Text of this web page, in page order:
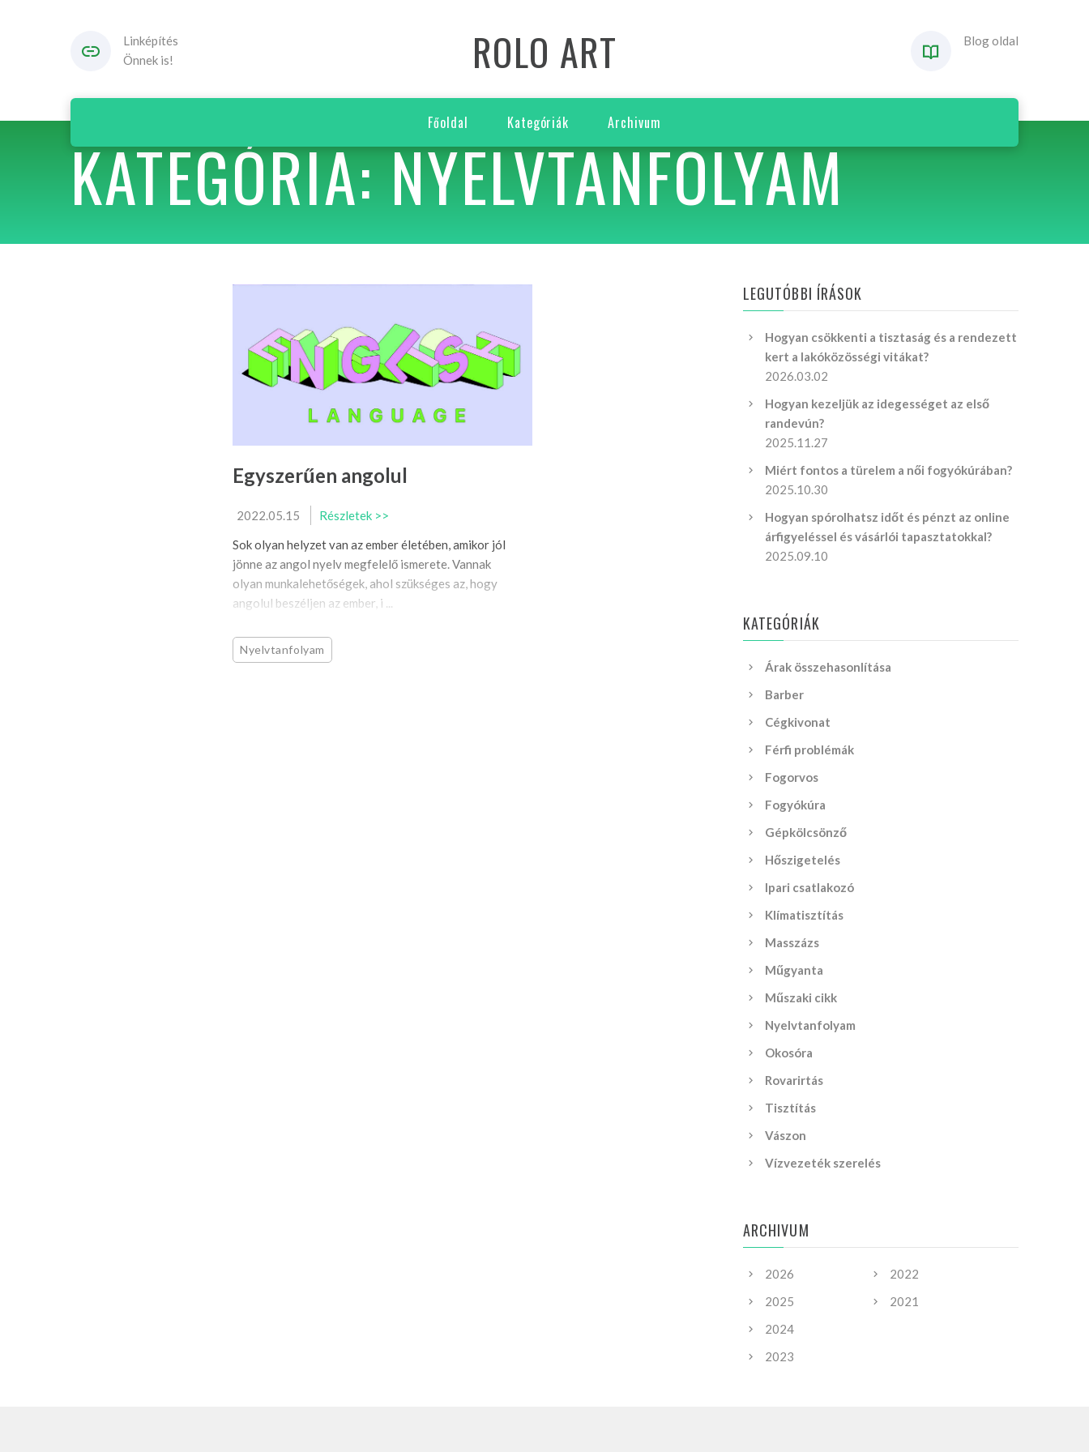
Linképítés
Önnek is!
ROLO ART Blog oldal
Főoldal Kategóriák Archivum
KATEGÓRIA: NYELVTANFOLYAM
Egyszerűen angolul
2022.05.15
Részletek >>
Sok olyan helyzet van az ember életében, amikor jól
jönne az angol nyelv megfelelő ismerete. Vannak
olyan munkalehetőségek, ahol szükséges az, hogy
angolul beszéljen az ember, i ...
Nyelvtanfolyam
LEGUTÓBBI ÍRÁSOK
Hogyan csökkenti a tisztaság és a rendezett
kert a lakóközösségi vitákat?
2026.03.02
Hogyan kezeljük az idegességet az első
randevún?
2025.11.27
Miért fontos a türelem a női fogyókúrában?
2025.10.30
Hogyan spórolhatsz időt és pénzt az online
árfigyeléssel és vásárlói tapasztatokkal?
2025.09.10
KATEGÓRIÁK
Árak összehasonlítása
Barber
Cégkivonat
Férfi problémák
Fogorvos
Fogyókúra
Gépkölcsönző
Hőszigetelés
Ipari csatlakozó
Klímatisztítás
Masszázs
Műgyanta
Műszaki cikk
Nyelvtanfolyam
Okosóra
Rovarirtás
Tisztítás
Vászon
Vízvezeték szerelés
ARCHIVUM
2026
2025
2024
2023
2022
2021